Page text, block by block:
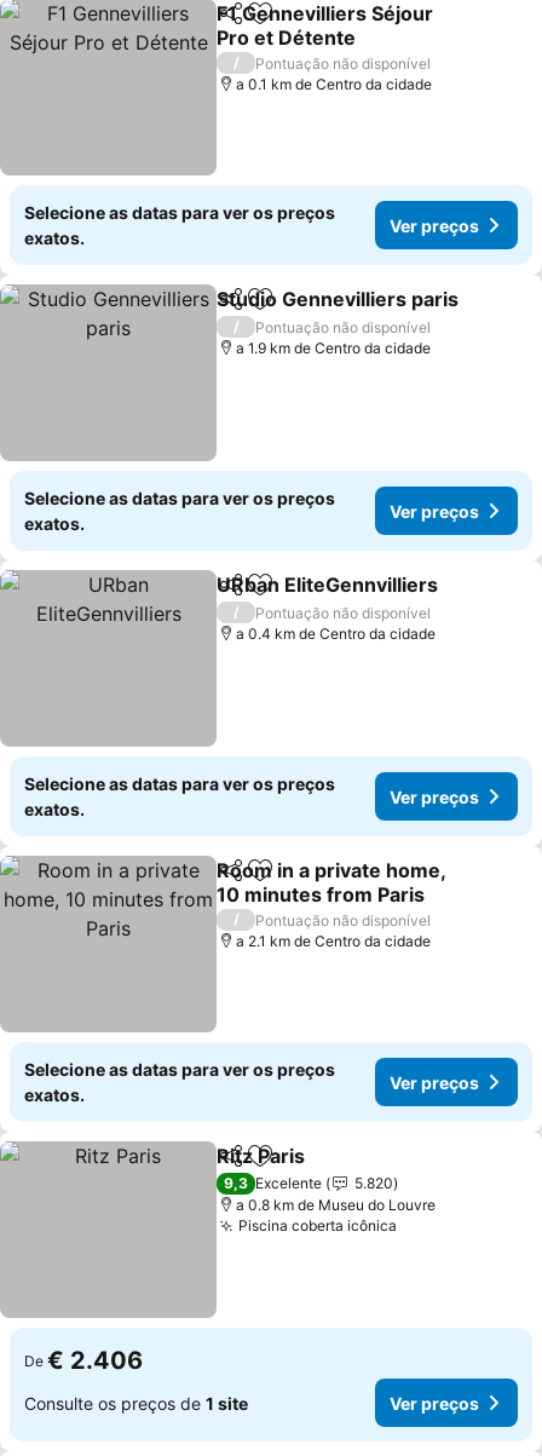
PartilharAdicionar aos favoritos
F1 Gennevilliers Séjour
Pro et Détente
Ver preços
/
Pontuação não disponível
a 0.1 km de Centro da cidade
Selecione as datas para ver os preços
exatos.
Ver preços
PartilharAdicionar aos favoritos
Studio Gennevilliers paris
/
Pontuação não disponível
a 1.9 km de Centro da cidade
Selecione as datas para ver os preços
exatos.
Ver preços
PartilharAdicionar aos favoritos
URban EliteGennvilliers
/
Pontuação não disponível
a 0.4 km de Centro da cidade
Selecione as datas para ver os preços
exatos.
Ver preços
PartilharAdicionar aos favoritos
Room in a private home,
10 minutes from Paris
Ver preços
/
Pontuação não disponível
a 2.1 km de Centro da cidade
Selecione as datas para ver os preços
exatos.
Ver preços
PartilharAdicionar aos favoritos
Ritz Paris
9,3 Excelente
5.820
a 0.8 km de Museu do Louvre
Piscina coberta icônica
De € 2.406
Consulte os preços de 1 site Ver preços